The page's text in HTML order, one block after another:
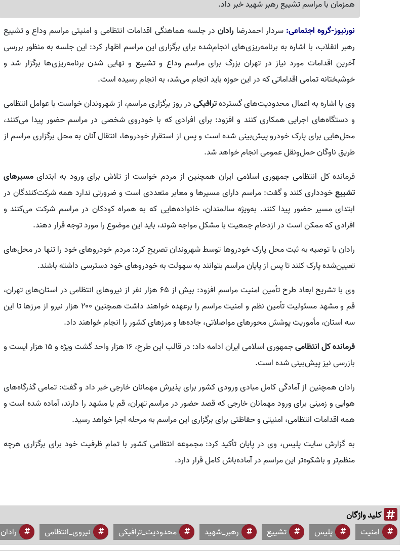
همزمان با مراسم تشییع رهبر شهید خبر داد.
نورنیوز-گروه اجتماعی: سردار احمدرضا رادان در جلسه هماهنگی اقدامات انتظامی و امنیتی مراسم وداع و تشییع
رهبر انقلاب، با اشاره به برنامه‌ریزی‌های انجام‌شده برای برگزاری این مراسم اظهار کرد: این جلسه به منظور بررسی
آخرین اقدامات مورد نیاز در تهران بزرگ برای مراسم وداع و تشییع و نهایی شدن برنامه‌ریزی‌ها برگزار شد و
خوشبختانه تمامی اقداماتی که در این حوزه باید انجام می‌شد، به انجام رسیده است.
وی با اشاره به اعمال محدودیت‌های گستردهترافیکیدر روز برگزاری مراسم، از شهروندان خواست با عوامل انتظامی
و دستگاه‌های اجرایی همکاری کنند و افزود: برای افرادی که با خودروی شخصی در مراسم حضور پیدا می‌کنند،
محل‌هایی برای پارک خودرو پیش‌بینی شده است و پس از استقرار خودروها، انتقال آنان به محل برگزاری مراسم از
طریق ناوگان حمل‌ونقل عمومی انجام خواهد شد.
فرمانده کل انتظامی جمهوری اسلامی ایران همچنین از مردم خواست از تلاش برای ورود به ابتدایمسیرهای
تشییعخودداری کنند و گفت: مراسم دارای مسیرها و معابر متعددی است و ضرورتی ندارد همه شرکت‌کنندگان در
ابتدای مسیر حضور پیدا کنند. به‌ویژه سالمندان، خانواده‌هایی که به همراه کودکان در مراسم شرکت می‌کنند و
افرادی که ممکن است در ازدحام جمعیت با مشکل مواجه شوند، باید این موضوع را مورد توجه قرار دهند.
رادان با توصیه به ثبت محل پارک خودروها توسط شهروندان تصریح کرد: مردم خودروهای خود را تنها در محل‌های
تعیین‌شده پارک کنند تا پس از پایان مراسم بتوانند به سهولت به خودروهای خود دسترسی داشته باشند.
وی با تشریح ابعاد طرح تأمین امنیت مراسم افزود: بیش از ۶۵ هزار نفر از نیروهای انتظامی در استان‌های تهران،
قم و مشهد مسئولیت تأمین نظم و امنیت مراسم را برعهده خواهند داشت همچنین ۲۰۰ هزار نیرو از مرزها تا این
سه استان، مأموریت پوشش محورهای مواصلاتی، جاده‌ها و مرزهای کشور را انجام خواهند داد.
فرمانده کل انتظامی
جمهوری اسلامی ایران ادامه داد: در قالب این طرح، ۱۶ هزار واحد گشت ویژه و ۱۵ هزار ایست و
بازرسی نیز پیش‌بینی شده است.
رادان همچنین از آمادگی کامل مبادی ورودی کشور برای پذیرش مهمانان خارجی خبر داد و گفت: تمامی گذرگاه‌های
هوایی و زمینی برای ورود مهمانان خارجی که قصد حضور در مراسم تهران، قم یا مشهد را دارند، آماده شده است و
همه اقدامات انتظامی، امنیتی و حفاظتی برای برگزاری این مراسم به مرحله اجرا خواهد رسید.
به گزارش سایت پلیس، وی در پایان تأکید کرد: مجموعه انتظامی کشور با تمام ظرفیت خود برای برگزاری هرچه
منظم‌تر و باشکوه‌تر این مراسم در آماده‌باش کامل قرار دارد.
کلید واژگان
امنیت پلیس تشییع رهبر_شهید محدودیت_ترافیکی نیروی_انتظامی رادان